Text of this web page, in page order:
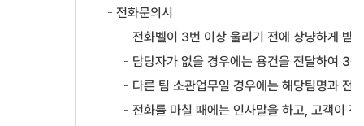
전화문의시
전화벨이 3번 이상 울리기 전에 상냥하게 받
담당자가 없을 경우에는 용건을 전달하여
다른 팀 소관업무일 경우에는 해당팀명과 전
전화를 마칠 때에는 인사말을 하고, 고객이